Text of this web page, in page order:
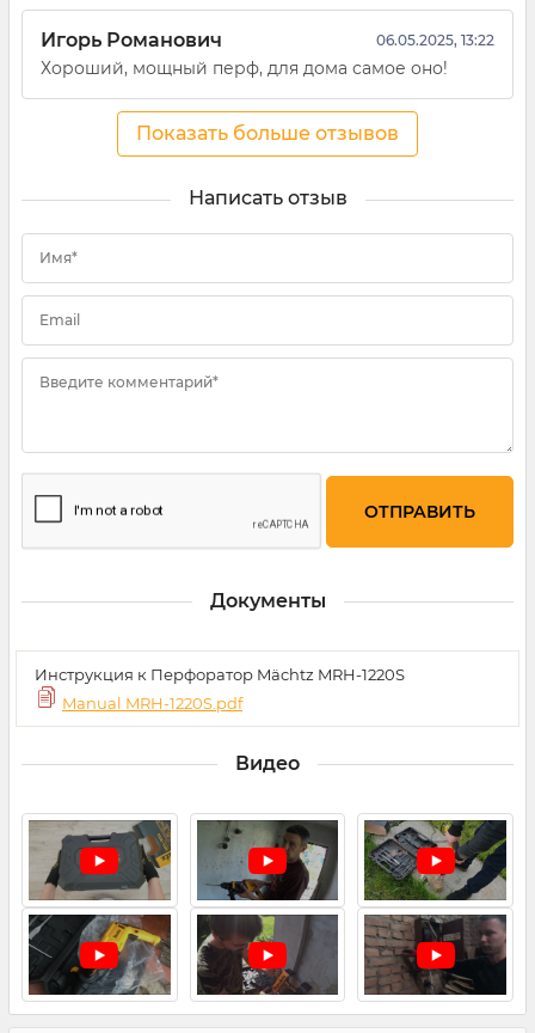
Игорь Романович 06.05.2025, 13:22
Хороший, мощный перф, для дома самое оно!
Показать больше отзывов
Написать отзыв
Имя*
Email
Введите комментарий*
Документы
Инструкция к Перфоратор Mächtz MRH-1220S
Manual MRH-1220S.pdf
Видео